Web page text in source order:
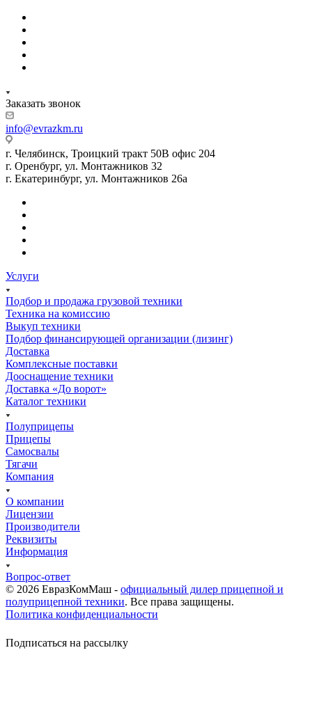
Заказать звонок
info@evrazkm.ru
г. Челябинск, Троицкий тракт 50В офис 204
г. Оренбург, ул. Монтажников 32
г. Екатеринбург, ул. Монтажников 26а
Услуги
Подбор и продажа грузовой техники
Техника на комиссию
Выкуп техники
Подбор финансирующей организации (лизинг)
Доставка
Комплексные поставки
Дооснащение техники
Доставка «До ворот»
Каталог техники
Полуприцепы
Прицепы
Самосвалы
Тягачи
Компания
О компании
Лицензии
Производители
Реквизиты
Информация
Вопрос-ответ
© 2026 ЕвразКомМаш - официальный дилер прицепной и
полуприцепной техники. Все права защищены.
Политика конфиденциальности
Подписаться на рассылку